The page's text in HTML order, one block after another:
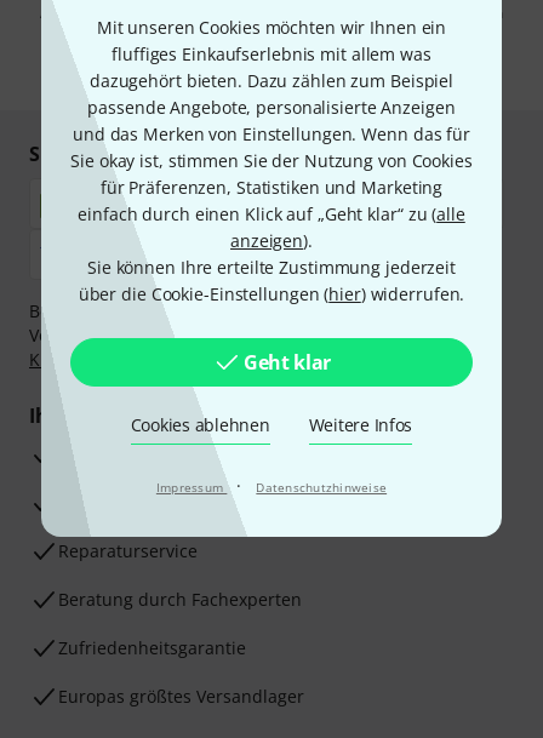
Mit unseren Cookies möchten wir Ihnen ein
fluffiges Einkaufserlebnis mit allem was
dazugehört bieten. Dazu zählen zum Beispiel
passende Angebote, personalisierte Anzeigen
und das Merken von Einstellungen. Wenn das für
Sie okay ist, stimmen Sie der Nutzung von Cookies
für Präferenzen, Statistiken und Marketing
einfach durch einen Klick auf „Geht klar“ zu (alle
anzeigen).
Sie können Ihre erteilte Zustimmung jederzeit
über die Cookie-Einstellungen (hier) widerrufen.
Geht klar
Cookies ablehnen Weitere Infos
Impressum · Datenschutzhinweise
Abmeldung ist jederzeit möglich. Weitere Informationen finden Sie in
unserenDatenschutzhinweisen.
* Pflichtfeld
Sicher einkaufen & bezahlen
Bezahlen Sie vertraulich und sicher per Nachnahme,
Vorkasse, PayPal, Amazon Pay,Klarna Sofort bezahlen
Klarna Ratenzahlung
oder Kreditkarte.
Ihre Vorteile
3 Jahre Thomann Garantie
30 Tage Money-Back-Garantie
Reparaturservice
Beratung durch Fachexperten
Zufriedenheitsgarantie
Europas größtes Versandlager